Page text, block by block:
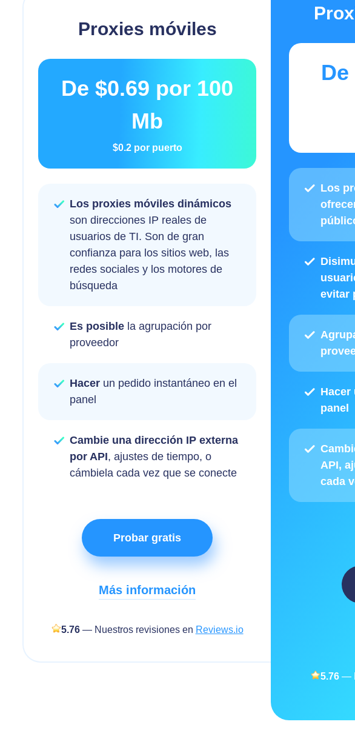
Proxies móviles
De$0.69 por 100
Mb
$0.2por puerto
Los proxies móviles dinámicos
son direcciones IP reales de
usuarios de TI. Son de gran
confianza para los sitios web, las
redes sociales y los motores de
búsqueda
Es posible la agrupación por
proveedor
Hacer un pedido instantáneo en el
panel
Cambie una dirección IP externa
por API, ajustes de tiempo, o
cámbiela cada vez que se conecte
Probar gratis
Más información
5.76— Nuestros revisiones en Reviews.io
De
Los
evitar
Hacer
panel
API,
cada
5.76 —